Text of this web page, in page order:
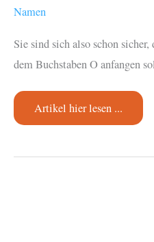
Namen
Sie sind sich also schon
dem Buchstaben O anfangen
Katzennamen
mit
Artikel hier lesen ...